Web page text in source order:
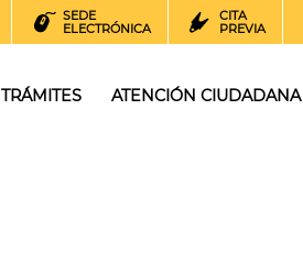
SEDE
ELECTRÓNICA
CITA
PREVIA
TRÁMITES ATENCIÓN CIUDADANA